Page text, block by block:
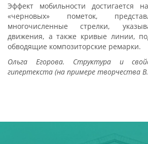
Эффект мобильности достигается
«черновых» пометок,
многочисленные стрелки,
движения, а также кривые линии,
обводящие композиторские ремарки.
Ольга Егорова. Структура и
гипертекста (на примере творчества